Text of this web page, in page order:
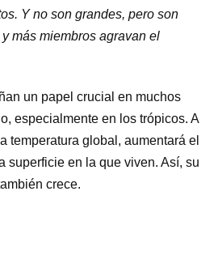
Y no son grandes, pero son
más miembros agravan el
un papel crucial en muchos
especialmente en los trópicos. A
temperatura global, aumentará el
superficie en la que viven. Así, su
crece.